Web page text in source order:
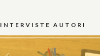
INTERVISTE AUTORI